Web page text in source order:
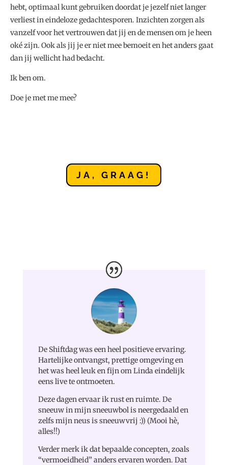
hebt, optimaal kunt gebruiken doordat je jezelf niet langer
verliest in eindeloze gedachtesporen. Inzichten zorgen als
vanzelf voor het vertrouwen dat jij en de mensen om je heen
oké zijn. Ook als jij je er niet mee bemoeit en het anders gaat
dan jij wellicht had bedacht.
Ik ben om.
Doe je met me mee?
JA, GRAAG!
De Shiftdag was een heel positieve ervaring.
Hartelijke ontvangst, prettige omgeving en
het was heel leuk en fijn om Linda eindelijk
eens live te ontmoeten.
Deze dagen ervaar ik rust en ruimte. De
sneeuw in mijn sneeuwbol is neergedaald en
zelfs mijn neus is sneeuwvrij :)) (Mooi hè,
alles!!)
Verder merk ik dat bepaalde concepten, zoals
“vermoeidheid” anders ervaren worden. Dat